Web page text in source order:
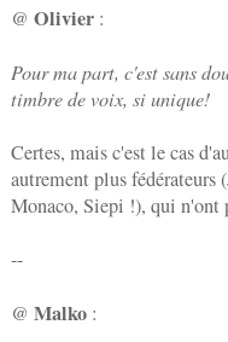
@ Olivier :
Pour ma part, c'est sans
timbre de voix, si unique!
Certes, mais c'est le cas
autrement plus
Monaco, Siepi !), qui n'ont
--
@ Malko :